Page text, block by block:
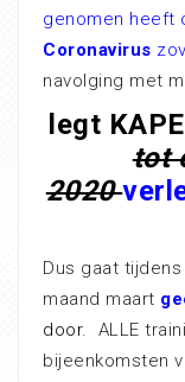
genomen heeft
Coronavirus
navolging met
legt
tot
2020
Dus gaat
maand maart
door. ALLE
bijeenkomsten